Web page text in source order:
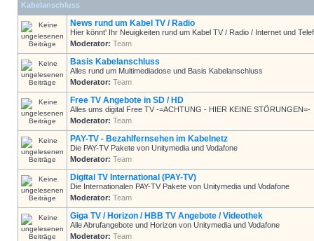
Kabelanschluss
News rund um Kabel TV / Radio
Hier könnt' Ihr Neuigkeiten rund um Kabel TV / Radio / Internet und
Moderator: Team
Basis Kabelanschluss
Alles rund um Multimediadose und Basis Kabelanschluss
Moderator: Team
Free TV Angebote in SD / HD
Alles ums digital Free TV -=ACHTUNG - HIER KEINE STÖRUNGEN=-
Moderator: Team
PAY-TV - Bezahlfernsehen im Kabelnetz
Die PAY-TV Pakete von Unitymedia und Vodafone
Moderator: Team
Digital TV International (PAY-TV)
Die Internationalen PAY-TV Pakete von Unitymedia und Vodafone
Moderator: Team
Giga TV / Horizon / HBB TV Angebote / Videothek
Alle Abrufangebote und Horizon von Unitymedia und Vodafone
Moderator: Team